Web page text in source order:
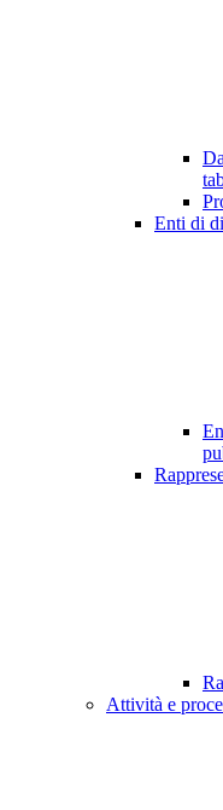
Enti di
Attività e